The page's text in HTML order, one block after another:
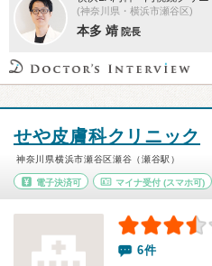
(神奈川県・横浜市瀬谷区)
本多 靖 院長
せや皮膚科クリニック
神奈川県横浜市瀬谷区瀬谷（瀬谷駅）
電子決済可 マイナ受付(スマホ可)
6件